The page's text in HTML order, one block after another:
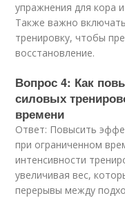
упражнения для кора
Также важно
тренировку, чтобы
восстановление.
Вопрос 4: Как
силовых
времени
Ответ: Повысить
при ограниченном
интенсивности
увеличивая вес,
перерывы между